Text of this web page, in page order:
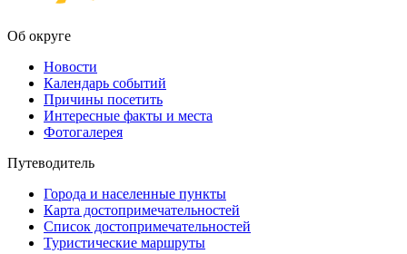
Об округе
Новости
Календарь событий
Причины посетить
Интересные факты и места
Фотогалерея
Путеводитель
Города и населенные пункты
Карта достопримечательностей
Список достопримечательностей
Туристические маршруты